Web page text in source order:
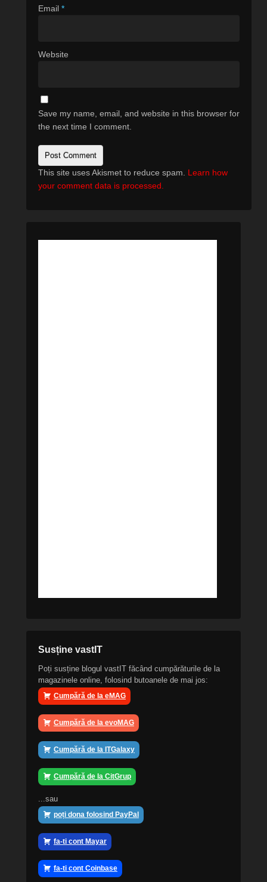
Email *
Website
Save my name, email, and website in this browser for
the next time I comment.
This site uses Akismet to reduce spam. Learn how
your comment data is processed.
Susține vastIT
Poți susține blogul vastIT făcând cumpărăturile de la
magazinele online, folosind butoanele de mai jos:
Cumpără de la eMAG
Cumpără de la evoMAG
Cumpără de la ITGalaxy
Cumpără de la CitGrup
...sau
poți dona folosind PayPal
fa-ti cont Mayar
fa-ti cont Coinbase